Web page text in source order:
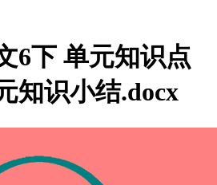
6下 单元知识点
知识小结.docx